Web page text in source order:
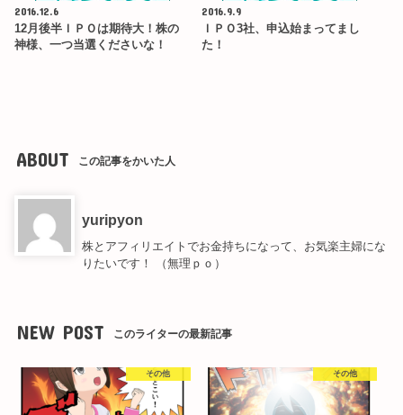
2016.12.6
12月後半ＩＰＯは期待大！株の
神様、一つ当選くださいな！
2016.9.9
ＩＰＯ3社、申込始まってまし
た！
ABOUT この記事をかいた人
yuripyon
株とアフィリエイトでお金持ちになって、お気楽主婦にな
りたいです！ （無理ｐｏ）
NEW POST このライターの最新記事
その他 その他